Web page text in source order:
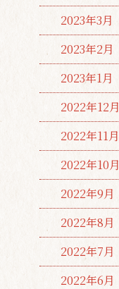
2023年3月
2023年2月
2023年1月
2022年12月
2022年11月
2022年10月
2022年9月
2022年8月
2022年7月
2022年6月